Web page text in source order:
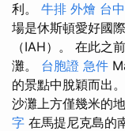
利。 牛排 外燴 台
場是休斯頓愛好國
（IAH）。 在此之
灘。 台胞證 急件
的景點中脫穎而出。
沙灘上方僅幾米的
字 在馬提尼克島的